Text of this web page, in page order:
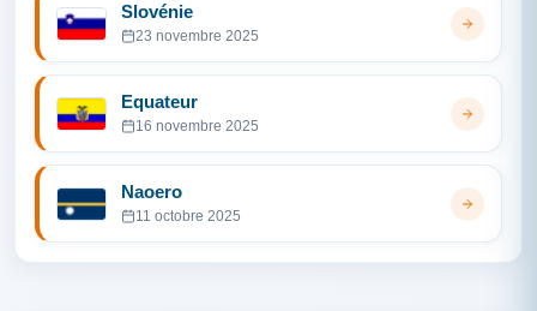
Slovénie
23 novembre 2025
Equateur
16 novembre 2025
Naoero
11 octobre 2025